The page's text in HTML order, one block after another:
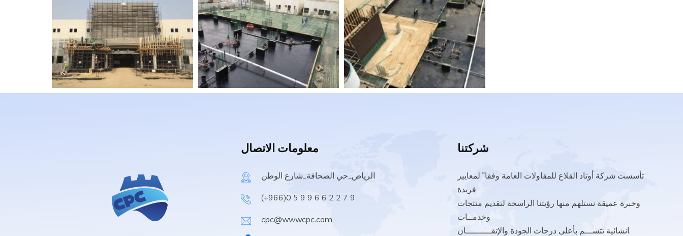
معلومات الاتصال
الرياض_حي الصحافة_شارع الوطن
(+966)0 5 9 9 6 6 2 2 7 9
cpc@wwwcpc.com
شركتنا
ﺗﺄﺳﺴﺖ ﺷﺮﻛﺔ أوﺗﺎد اﻟﻘﻼع ﻟﻠﻤﻘﺎوﻻت اﻟﻌﺎﻣﺔ وﻓﻘﺎ ً ﻟﻤﻌﺎﻳﻴﺮ
ﻓﺮﻳﺪة
وﺧﺒﺮة ﻋﻤﻴﻘﺔ ﻧﺴﺘﻠﻬﻢ ﻣﻨﻬﺎ رؤﻳﺘﻨﺎ اﻟﺮاﺳﺨﺔ ﻟﺘﻘﺪﻳﻢ ﻣﻨﺘﺠﺎت
وﺧﺪﻣــﺎت
اﻧﺸﺎﺋﻴﺔ ﺗﺘﺴـــﻢ ﺑﺄﻋﻠﻰ درﺟﺎت اﻟﺠﻮدة واﻹﺗﻘــــــــــﺎن.